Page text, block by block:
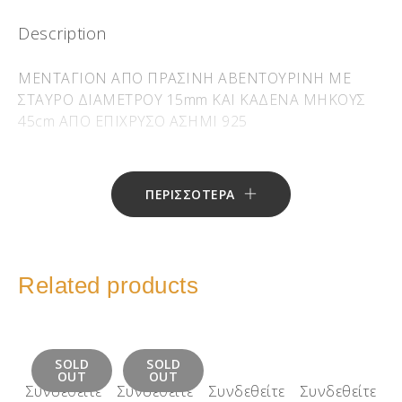
Description
ΜΕΝΤΑΓΙΟΝ ΑΠΟ ΠΡΑΣΙΝΗ ΑΒΕΝΤΟΥΡΙΝΗ ΜΕ
ΣΤΑΥΡΟ ΔΙΑΜΕΤΡΟΥ 15mm ΚΑΙ ΚΑΔΕΝΑ ΜΗΚΟΥΣ
45cm ΑΠΟ ΕΠΙΧΡΥΣΟ ΑΣΗΜΙ 925
ΠΕΡΙΣΣΟΤΕΡΑ
Related products
SOLD
OUT
Συνδεθείτε
SOLD
OUT
Συνδεθείτε
Συνδεθείτε
Συνδεθείτε